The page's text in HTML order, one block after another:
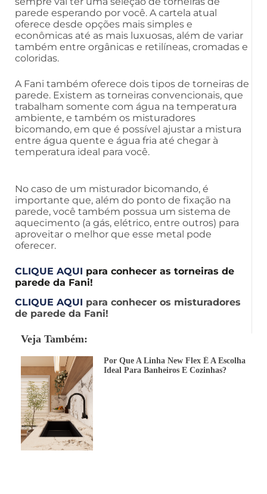
parede esperando por você. A cartela atual
oferece desde opções mais simples e
econômicas até as mais luxuosas, além de variar
também entre orgânicas e retilíneas, cromadas e
coloridas.
A Fani também oferece dois tipos de torneiras de
parede. Existem as torneiras convencionais, que
trabalham somente com água na temperatura
ambiente, e também os misturadores
bicomando, em que é possível ajustar a mistura
entre água quente e água fria até chegar à
temperatura ideal para você.
No caso de um misturador bicomando, é
importante que, além do ponto de fixação na
parede, você também possua um sistema de
aquecimento (a gás, elétrico, entre outros) para
aproveitar o melhor que esse metal pode
oferecer.
CLIQUE AQUI para conhecer as torneiras de
parede da Fani!
CLIQUE AQUI para conhecer os misturadores
de parede da Fani!
Veja Também:
Por Que A Linha New Flex É A Escolha
Ideal Para Banheiros E Cozinhas?